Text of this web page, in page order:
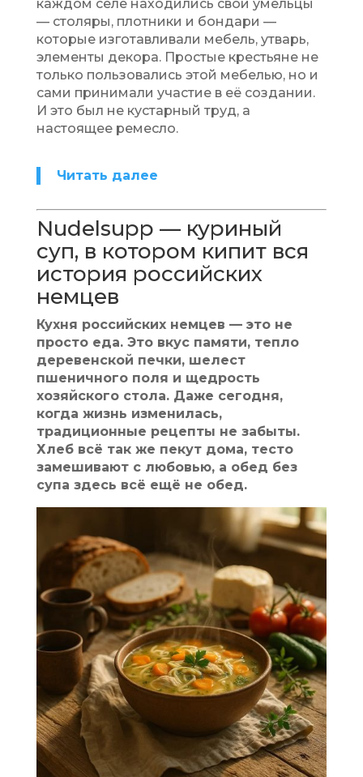
каждом селе находились свои умельцы
— столяры, плотники и бондари —
которые изготавливали мебель, утварь,
элементы декора. Простые крестьяне не
только пользовались этой мебелью, но и
сами принимали участие в её создании.
И это был не кустарный труд, а
настоящее ремесло.
Читать далее
Nudelsupp — куриный
суп, в котором кипит вся
история российских
немцев
Кухня российских немцев — это не
просто еда. Это вкус памяти, тепло
деревенской печки, шелест
пшеничного поля и щедрость
хозяйского стола. Даже сегодня,
когда жизнь изменилась,
традиционные рецепты не забыты.
Хлеб всё так же пекут дома, тесто
замешивают с любовью, а обед без
супа здесь всё ещё не обед.